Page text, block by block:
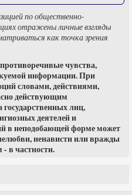
по общественно-
отражены личные взгляды
как точка зрения
чувства,
информации. При
словами, действиями,
действующим
лиц,
деятелей и
в неподобающей форме может
ненависти или вражды
в частности.